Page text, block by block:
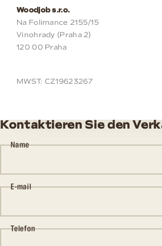
Woodjob s.r.o.
Na Folimance 2155/15
Vinohrady (Praha 2)
120 00 Praha
MWST: CZ19623267
Kontaktieren Sie den
Name
E-mail
Telefon